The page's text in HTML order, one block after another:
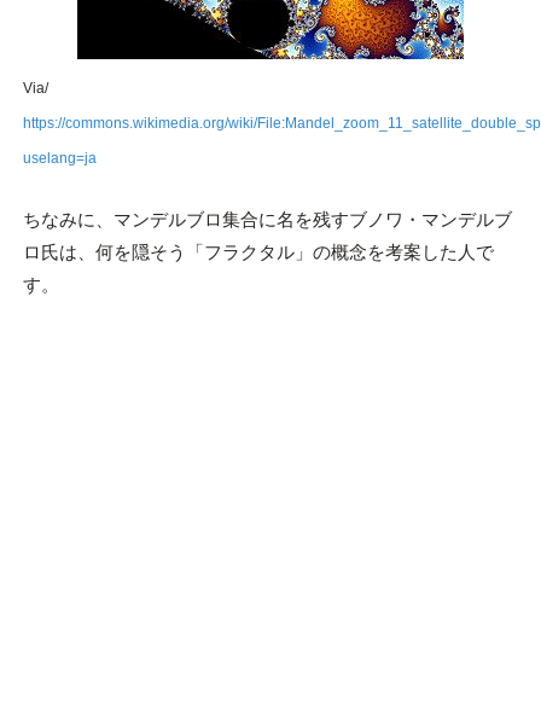
Via/
https://commons.wikimedia.org/wiki/
uselang=ja
ちなみに、マンデルブロ集合に名を残すブノワ・マンデルブ
ロ氏は、何を隠そう「フラクタル」の概念を考案した人で
す。